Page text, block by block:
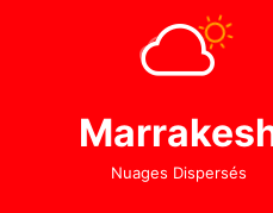
Nuages Dispersés